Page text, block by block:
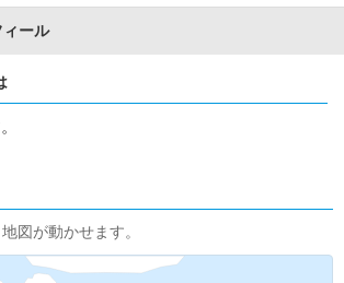
ール
図が動かせます。